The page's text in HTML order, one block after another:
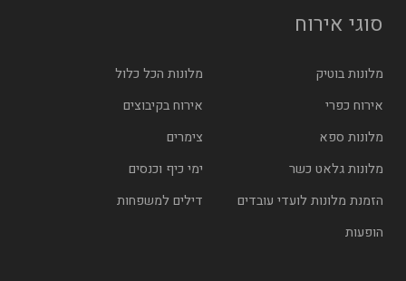
סוגי אירוח
מלונות בוטיק
מלונות הכל כלול
אירוח כפרי
אירוח בקיבוצים
מלונות ספא
צימרים
מלונות גלאט כשר
ימי כיף וכנסים
הזמנת מלונות לועדי עובדים
דילים למשפחות
הופעות